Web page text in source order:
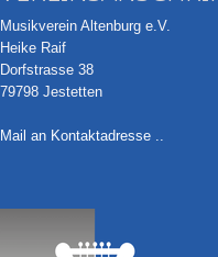
Musikverein Altenburg e.V.
Heike Raif
Dorfstrasse 38
79798 Jestetten
Mail an Kontaktadresse ..